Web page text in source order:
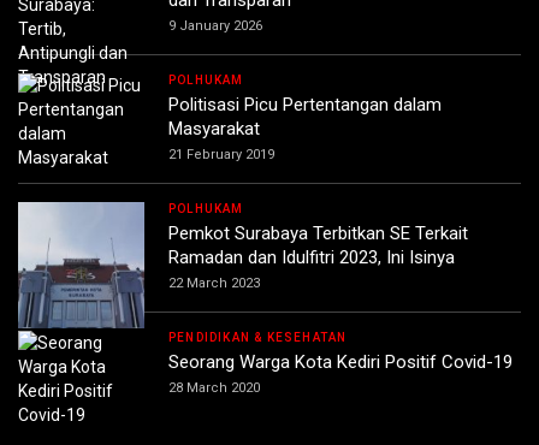
9 January 2026
POLHUKAM
Politisasi Picu Pertentangan dalam
Masyarakat
21 February 2019
POLHUKAM
Pemkot Surabaya Terbitkan SE Terkait
Ramadan dan Idulfitri 2023, Ini Isinya
22 March 2023
PENDIDIKAN & KESEHATAN
Seorang Warga Kota Kediri Positif Covid-19
28 March 2020